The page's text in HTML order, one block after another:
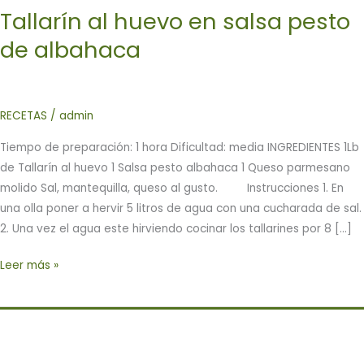
Tallarín al huevo en salsa pesto
de albahaca
RECETAS / admin
Tiempo de preparación: 1 hora Dificultad: media INGREDIENTES 1Lb
de Tallarín al huevo 1 Salsa pesto albahaca 1 Queso parmesano
molido Sal, mantequilla, queso al gusto. Instrucciones 1. En
una olla poner a hervir 5 litros de agua con una cucharada de sal.
2. Una vez el agua este hirviendo cocinar los tallarines por 8 […]
Tallarín
huevo
Leer más »